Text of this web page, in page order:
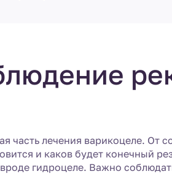
часть лечения варикоцеле. От
и каков будет конечный
гидроцеле. Важно